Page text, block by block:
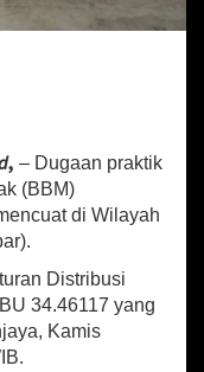
, – Dugaan praktik
(BBM)
di Wilayah
Distribusi
34.46117 yang
Kamis